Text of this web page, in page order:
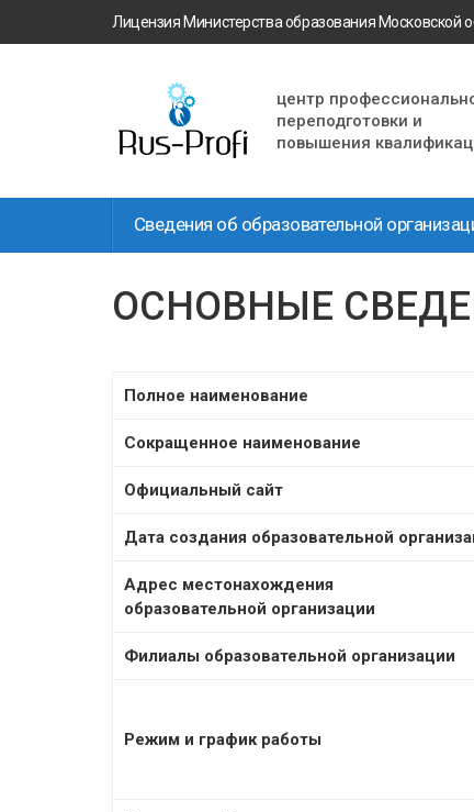
Лицензия Министерства образования Московской
центр
переподготовки и
повышения
Сведения об образовательной
здесь
ОСНОВНЫЕ
Полное наименование
Сокращенное наименование
Официальный сайт
Дата создания образовательной
Адрес местонахождения
образовательной организации
Филиалы образовательной организации
Режим и график работы